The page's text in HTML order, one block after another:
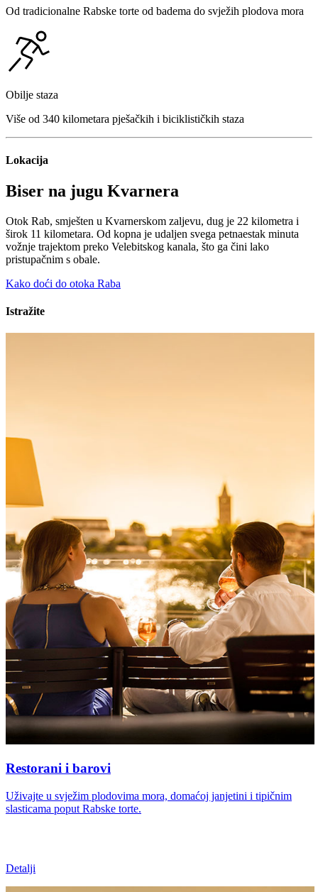
Od tradicionalne Rabske torte od badema do svježih plodova mora
Obilje staza
Više od 340 kilometara pješačkih i biciklističkih staza
Lokacija
Biser na jugu Kvarnera
Otok Rab, smješten u Kvarnerskom zaljevu, dug je 22 kilometra i
širok 11 kilometara. Od kopna je udaljen svega petnaestak minuta
vožnje trajektom preko Velebitskog kanala, što ga čini lako
pristupačnim s obale.
Kako doći do otoka Raba
Istražite
Restorani i barovi
Uživajte u svježim plodovima mora, domaćoj janjetini i tipičnim
slasticama poput Rabske torte.
Detalji